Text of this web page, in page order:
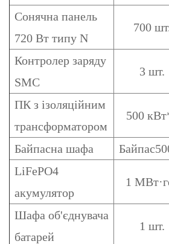
Сонячна панель
720 Вт типу N
700
Контролер заряду
SMC
3 шт.
ПК з ізоляційним
трансформатором
500
Байпасна шафа
LiFePO4
акумулятор
1
Шафа об'єднувача
батарей
1 шт.